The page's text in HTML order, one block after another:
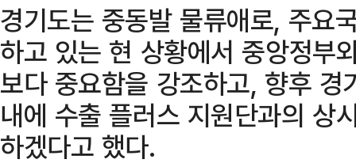
경기도는 중동발 물류애로, 주요
하고 있는 현 상황에서 중앙정부
보다 중요함을 강조하고, 향후 경
내에 수출 플러스 지원단과의 상
하겠다고 했다.